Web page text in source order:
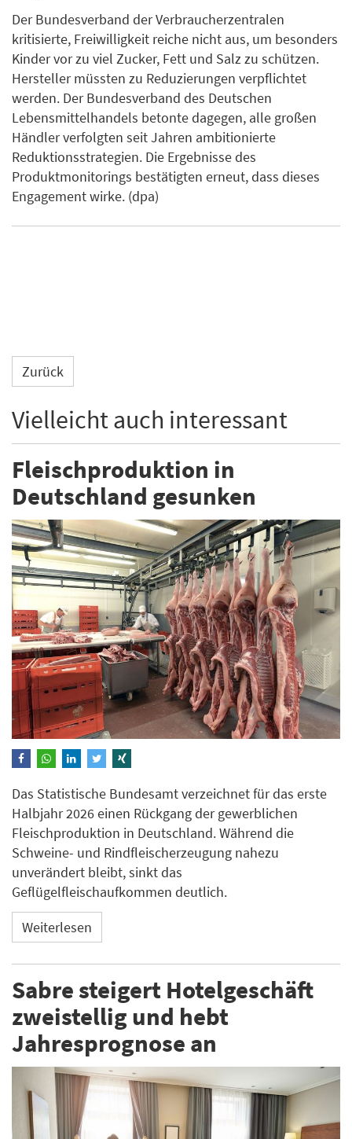
Der Bundesverband der Verbraucherzentralen
kritisierte, Freiwilligkeit reiche nicht aus, um besonders
Kinder vor zu viel Zucker, Fett und Salz zu schützen.
Hersteller müssten zu Reduzierungen verpflichtet
werden. Der Bundesverband des Deutschen
Lebensmittelhandels betonte dagegen, alle großen
Händler verfolgten seit Jahren ambitionierte
Reduktionsstrategien. Die Ergebnisse des
Produktmonitorings bestätigten erneut, dass dieses
Engagement wirke. (dpa)
Zurück
Vielleicht auch interessant
Fleischproduktion in
Deutschland gesunken
Das Statistische Bundesamt verzeichnet für das erste
Halbjahr 2026 einen Rückgang der gewerblichen
Fleischproduktion in Deutschland. Während die
Schweine- und Rindfleischerzeugung nahezu
unverändert bleibt, sinkt das
Geflügelfleischaufkommen deutlich.
Weiterlesen
Sabre steigert Hotelgeschäft
zweistellig und hebt
Jahresprognose an